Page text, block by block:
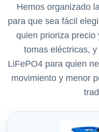
Hemos organizado
para que sea fácil
quien prioriza precio
tomas eléctricas,
LiFePO4 para quien
movimiento y menor